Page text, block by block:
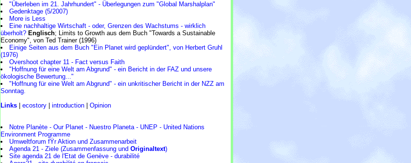
"Überleben im 21. Jahrhundert" - Überlegungen zum "Global Marshalplan"
Gedenktage (5/2007)
More is Less
Eine nachhaltige Wirtschaft - oder, Grenzen des Wachstums - wirklich
überholt? Englisch; Limits to Growth aus dem Buch "Towards a Sustainable
Economy", von Ted Trainer (1996)
Einige Seiten aus dem Buch "Ein Planet wird geplündert", von Herbert Gruhl
(1976)
Overshoot chapter 11 - Fact versus Faith
"Hoffnung für eine Welt am Abgrund" - ein Bericht in der FAZ und unsere
ökologische Bewertung..."
"Hoffnung für eine Welt am Abgrund" - ein unkritischer Bericht in der NZZ am
Sonntag.
Links
ecostory introduction Opinion
Notre Planète - Our Planet - Nuestro Planeta - UNEP - United Nations
Environment Programme
Umweltforum fŸr Aktion und Zusammenarbeit
Agenda 21 - Ziele (Zusammenfassung und Originaltext)
Site agenda 21 de l'Etat de Genève - durabilité